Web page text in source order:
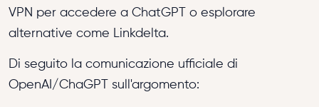
VPN per accedere a ChatGPT o esplorare
alternative come Linkdelta.
Di seguito la comunicazione ufficiale di
OpenAI/ChaGPT sull'argomento: